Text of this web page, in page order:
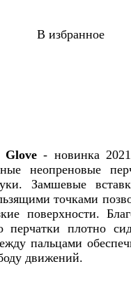
В избранное
Glove - новинка
неопреновые
Замшевые
точками
поверхности.
перчатки плотно
пальцами
движений.